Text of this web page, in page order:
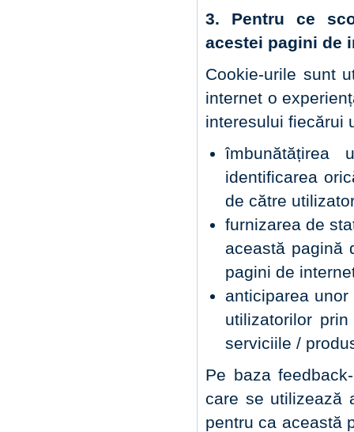
3. Pentru ce
acestei pagini de
Cookie-urile sunt
internet o
interesului fiecărui
îmbunătățirea
identificarea
de către
furnizarea de
această pagină
pagini de
anticiparea
utilizatorilor
serviciile /
Pe baza
care se utilizează
pentru ca această